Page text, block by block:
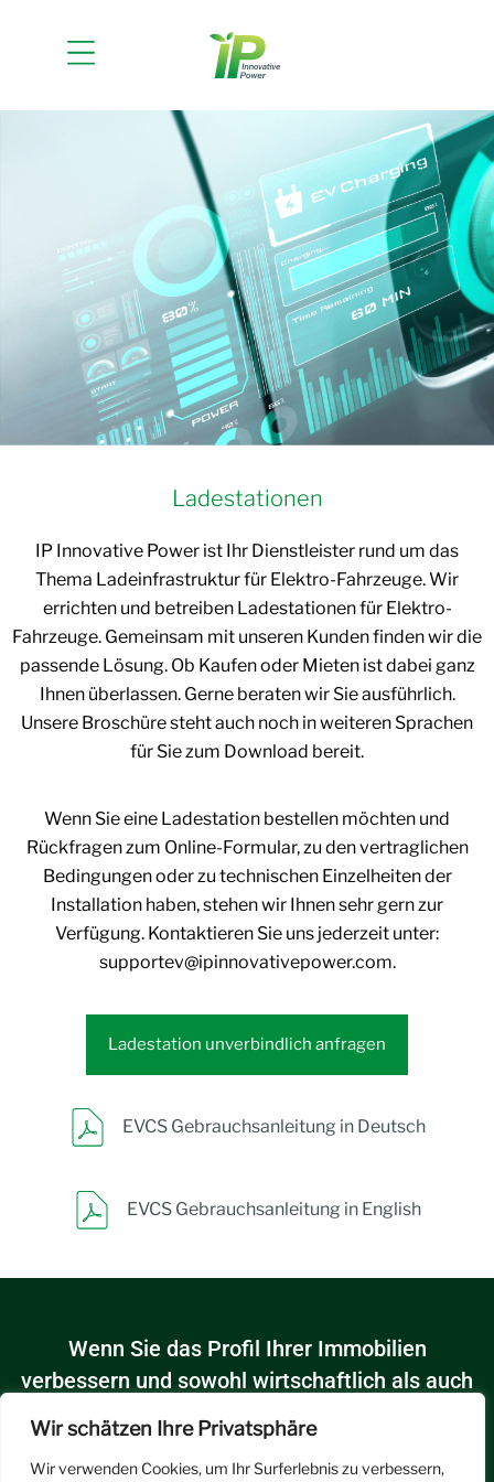
Wir schätzen Ihre Privatsphäre
Wir verwenden Cookies, um Ihr Surferlebnis zu verbessern,
Ladestationen
IP Innovative Power ist Ihr Dienstleister rund um das
Thema Ladeinfrastruktur für Elektro-Fahrzeuge. Wir
errichten und betreiben Ladestationen für Elektro-
Fahrzeuge. Gemeinsam mit unseren Kunden finden wir die
passende Lösung. Ob Kaufen oder Mieten ist dabei ganz
Ihnen überlassen. Gerne beraten wir Sie ausführlich.
Unsere Broschüre steht auch noch in weiteren Sprachen
für Sie zum Download bereit.
Wenn Sie eine Ladestation bestellen möchten und
Rückfragen zum Online-Formular, zu den vertraglichen
Bedingungen oder zu technischen Einzelheiten der
Installation haben, stehen wir Ihnen sehr gern zur
Verfügung. Kontaktieren Sie uns jederzeit unter:
supportev@ipinnovativepower.com.
Ladestation unverbindlich anfragen
EVCS Gebrauchsanleitung in Deutsch
EVCS Gebrauchsanleitung in English
Wenn Sie das Profil Ihrer Immobilien
verbessern und sowohl wirtschaftlich als auch
ökologisch etwas bewirken möchten, sind Sie
bei uns richtig.